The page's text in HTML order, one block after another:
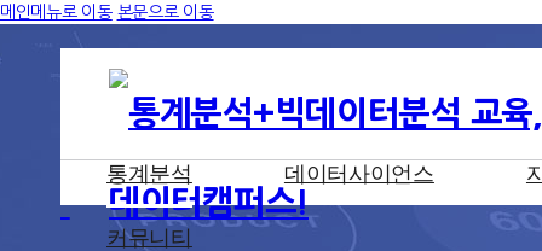
메인메뉴로 이동 본문으로 이동
통계분석 데이터사이언스
커뮤니티